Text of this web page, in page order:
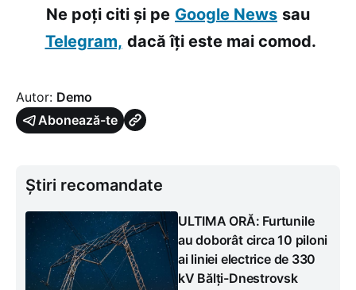
Ne poți citi și pe Google News sau
Telegram, dacă îți este mai comod.
Autor: Demo
Abonează-te
Știri recomandate
ULTIMA ORĂ: Furtunile
au doborât circa 10 piloni
ai liniei electrice de 330
kV Bălți-Dnestrovsk